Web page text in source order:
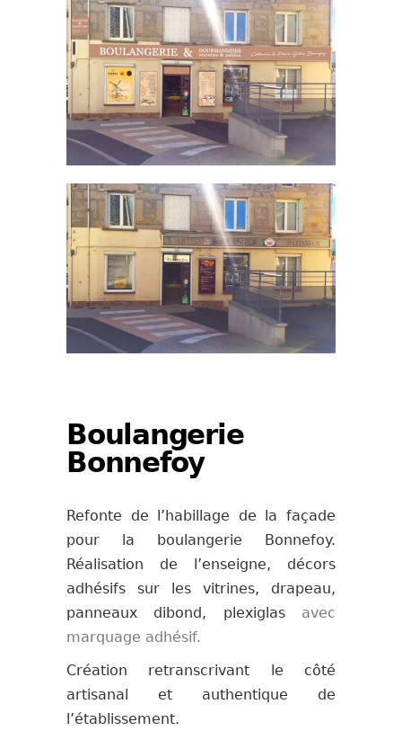
Boulangerie
Bonnefoy
Refonte de l’habillage de la façade
pour la boulangerie Bonnefoy.
Réalisation de l’enseigne, décors
adhésifs sur les vitrines, drapeau,
panneaux dibond, plexiglasavec
marquage adhésif.
Création retranscrivant le côté
artisanal et authentique de
l’établissement.